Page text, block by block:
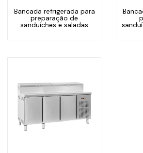
Bancada refrigerada para
preparação de
sanduíches e saladas